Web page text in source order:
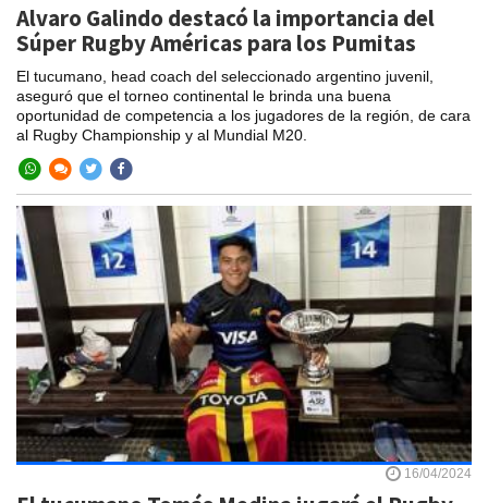
Alvaro Galindo destacó la importancia del
Súper Rugby Américas para los Pumitas
El tucumano, head coach del seleccionado argentino juvenil,
aseguró que el torneo continental le brinda una buena
oportunidad de competencia a los jugadores de la región, de cara
al Rugby Championship y al Mundial M20.
16/04/2024